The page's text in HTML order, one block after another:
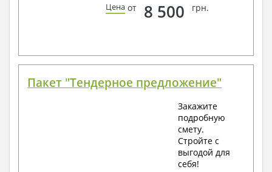
Цена от 8 500 грн.
Пакет "Тендерное предложение"
Закажите
подробную
смету.
Стройте с
выгодой для
себя!